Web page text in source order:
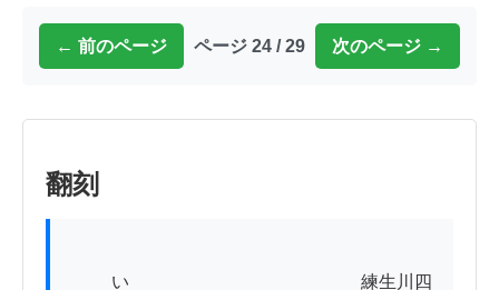
← 前のページ ページ 24 / 29 次のページ →
翻刻